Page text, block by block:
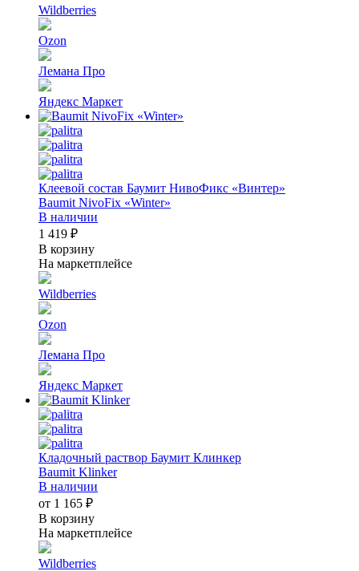
Wildberries
Ozon
Лемана Про
Яндекс Маркет
Клеевой состав Баумит НивоФикс «Винтер»
Baumit NivoFix «Winter»
В наличии
1 419 ₽
В корзину
На маркетплейсе
Wildberries
Ozon
Лемана Про
Яндекс Маркет
Кладочный раствор Баумит Клинкер
Baumit Klinker
В наличии
от 1 165 ₽
В корзину
На маркетплейсе
Wildberries